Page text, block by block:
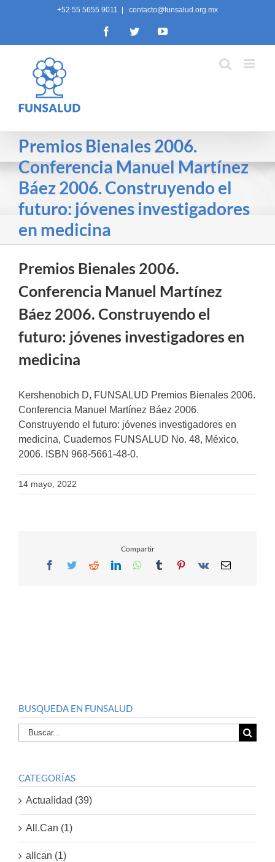
+52 55 5655 9011 contacto@funsalud.org.mx
FacebookTwitterYouTube
Premios Bienales 2006.
Conferencia Manuel Martínez
Báez 2006. Construyendo el
futuro: jóvenes investigadores
en medicina
Premios Bienales 2006.
Conferencia Manuel Martínez
Báez 2006. Construyendo el
futuro: jóvenes investigadores en
medicina
Kershenobich D, FUNSALUD Premios Bienales 2006.
Conferencia Manuel Martínez Báez 2006.
Construyendo el futuro: jóvenes investigadores en
medicina, Cuadernos FUNSALUD No. 48, México,
2006. ISBN 968-5661-48-0.
14 mayo, 2022
Compartir
Facebook
TwitterRedditLinkedInWhatsApp
TumblrPinterest
Vk Email
BUSQUEDA EN FUNSALUD
Buscar
por:
CATEGORÍAS
Actualidad (39)
All.Can (1)
allcan (1)